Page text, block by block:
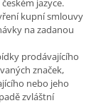
jazyce.
kupní smlouvy
na zadanou
prodávajícího
značek,
nebo jeho
zvláštní